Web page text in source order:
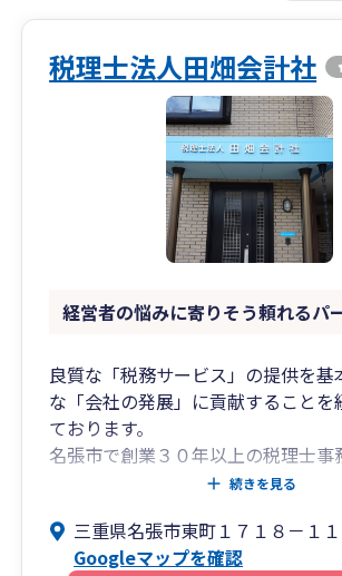
税理士法人田畑会計社
経営者の悩みに寄りそう頼れるパ
良質な「税務サービス」の提供を基
な「会社の発展」に貢献することを
ております。
名張市で創業３０年以上の税理士事
（令和５年７月に税理士法人となり
【私たちの特徴】
① スモールビジネスに特化していま
続きを見る
三重県名張市東町１７１８－１１
Googleマップを確認